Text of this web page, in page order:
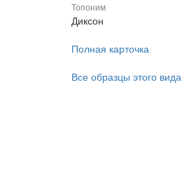
Топоним
Диксон
Полная карточка
Все образцы этого вида